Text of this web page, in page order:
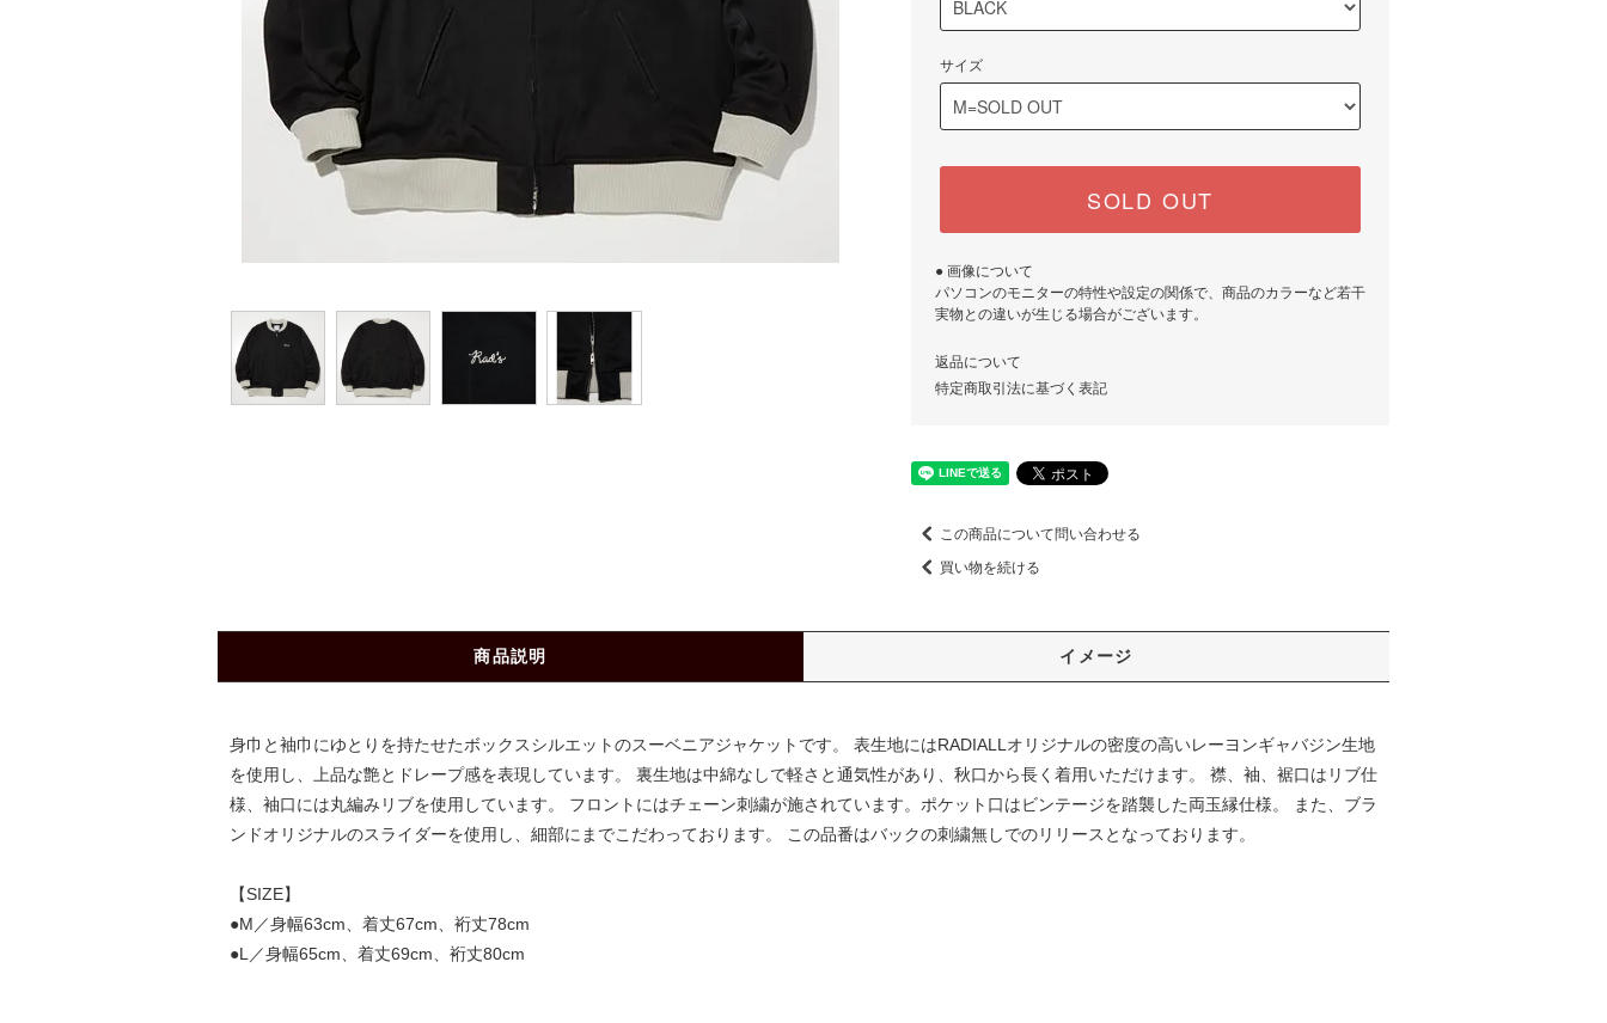
サイズ
SOLD OUT
● 画像について
パソコンのモニターの特性や設定の関係で、商品のカラーなど若干
実物との違いが生じる場合がございます。
返品について
特定商取引法に基づく表記
この商品について問い合わせる
買い物を続ける
商品説明 イメージ
身巾と袖巾にゆとりを持たせたボックスシルエットのスーベニアジャケットです。 表生地にはRADIALLオリジナルの密度の高いレーヨンギャバジン生地
を使用し、上品な艶とドレープ感を表現しています。 裏生地は中綿なしで軽さと通気性があり、秋口から長く着用いただけます。 襟、袖、裾口はリブ仕
様、袖口には丸編みリブを使用しています。 フロントにはチェーン刺繍が施されています。ポケット口はビンテージを踏襲した両玉縁仕様。 また、ブラ
ンドオリジナルのスライダーを使用し、細部にまでこだわっております。 この品番はバックの刺繍無しでのリリースとなっております。
【SIZE】
●M／身幅63cm、着丈67cm、裄丈78cm
●L／身幅65cm、着丈69cm、裄丈80cm